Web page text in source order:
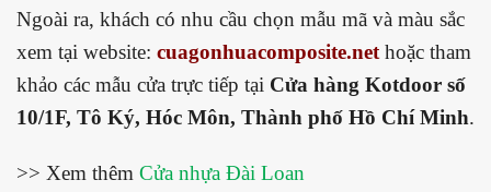
Ngoài ra, khách có nhu cầu chọn mẫu mã và màu sắc
xem tại website: cuagonhuacomposite.net hoặc tham
khảo các mẫu cửa trực tiếp tại Cửa hàng Kotdoor số
10/1F, Tô Ký, Hóc Môn, Thành phố Hồ Chí Minh.
>> Xem thêm Cửa nhựa Đài Loan